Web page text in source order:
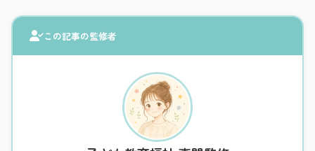
この記事の監修者